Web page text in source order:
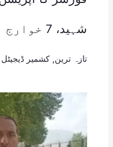
شہید، 7 خوارج ہلاک
تازہ ترین کشمیر ڈیجیٹل